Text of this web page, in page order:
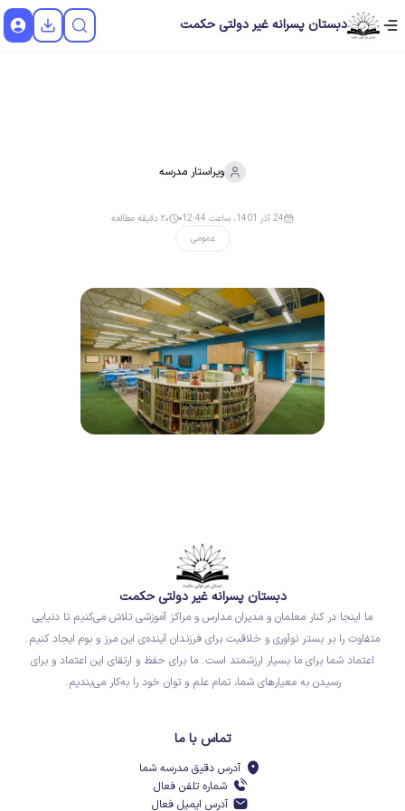
دبستان پسرانه غیر دولتی حکمت
ویراستار مدرسه
عمومی
24 آذر 1401، ساعت 12:44 ۲۰ دقیقه مطالعه
دبستان پسرانه غیر دولتی حکمت
ما اینجا در کنار معلمان و مدیران مدارس و مراکز آموزشی تلاش می‌کنیم تا دنیایی
متفاوت را بر بستر نوآوری و خلاقیت برای فرزندان آینده‌ی این مرز و بوم ایجاد کنیم.
اعتماد شما برای ما بسیار ارزشمند است. ما برای حفظ و ارتقای این اعتماد و برای
رسیدن به معیارهای شما، تمام علم و توان خود را به‌کار می‌بندیم.
تماس با ما
آدرس دقیق مدرسه شما
شماره تلفن فعال
آدرس ایمیل فعال